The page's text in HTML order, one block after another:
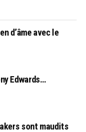
d’âme avec le
Edwards…
sont maudits